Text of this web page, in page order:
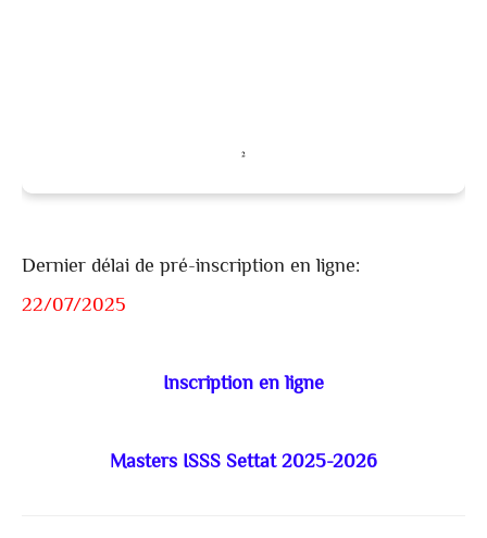
Dernier délai de pré-inscription en ligne:
22/07/2025
Inscription en ligne
Masters ISSS Settat 2025-2026